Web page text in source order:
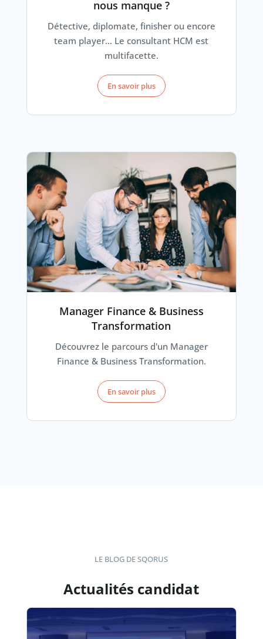
nous manque ?
Détective, diplomate, finisher ou encore
team player... Le consultant HCM est
multifacette.
En savoir plus
Manager Finance & Business
Transformation
Découvrez le parcours d'un Manager
Finance & Business Transformation.
En savoir plus
LE BLOG DE SQORUS
Actualités candidat